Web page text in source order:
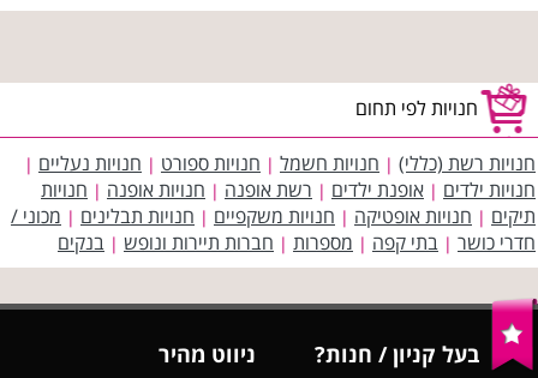
חנויות לפי תחום
חנויות רשת (כללי) | חנויות חשמל | חנויות ספורט | חנויות נעליים |
חנויות ילדים | אופנת ילדים | רשת אופנה | חנויות אופנה | חנויות
תיקים | חנויות אופטיקה | חנויות משקפיים | חנויות תבלינים | מכוני /
חדרי כושר | בתי קפה | מספרות | חברות תיירות ונופש | בנקים
בעל קניון / חנות?
ניווט מהיר